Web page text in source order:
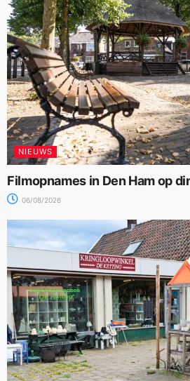
NIEUWS
Filmopnames in Den Ham op
06/08/2026